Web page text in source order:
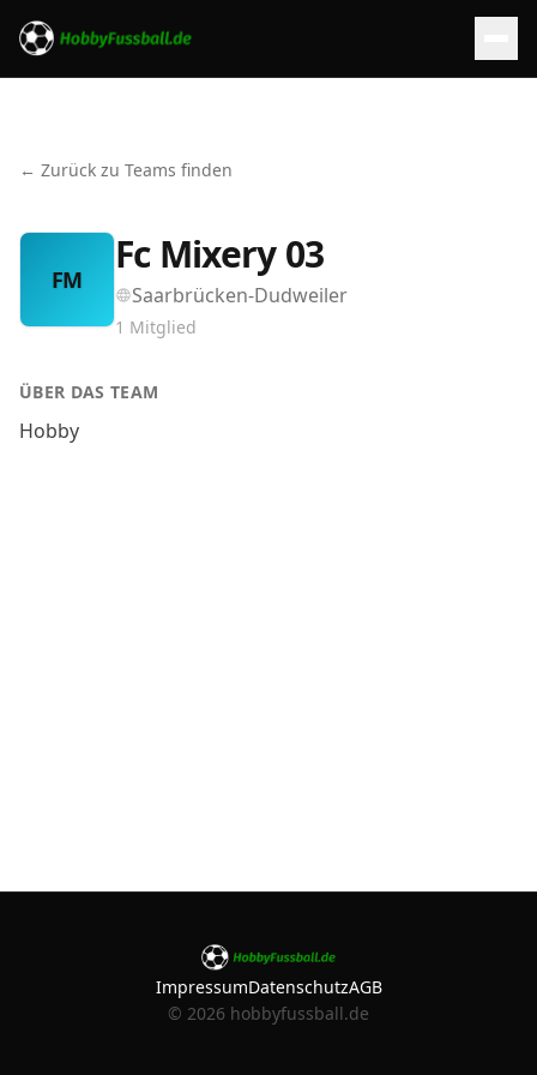
← Zurück zu Teams finden
FM
Fc Mixery 03
Saarbrücken-Dudweiler
1 Mitglied
ÜBER DAS TEAM
Hobby
ImpressumDatenschutzAGB
© 2026 hobbyfussball.de